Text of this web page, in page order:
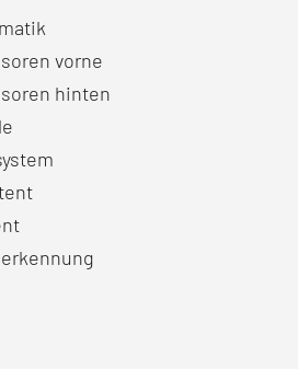
vorne
hinten